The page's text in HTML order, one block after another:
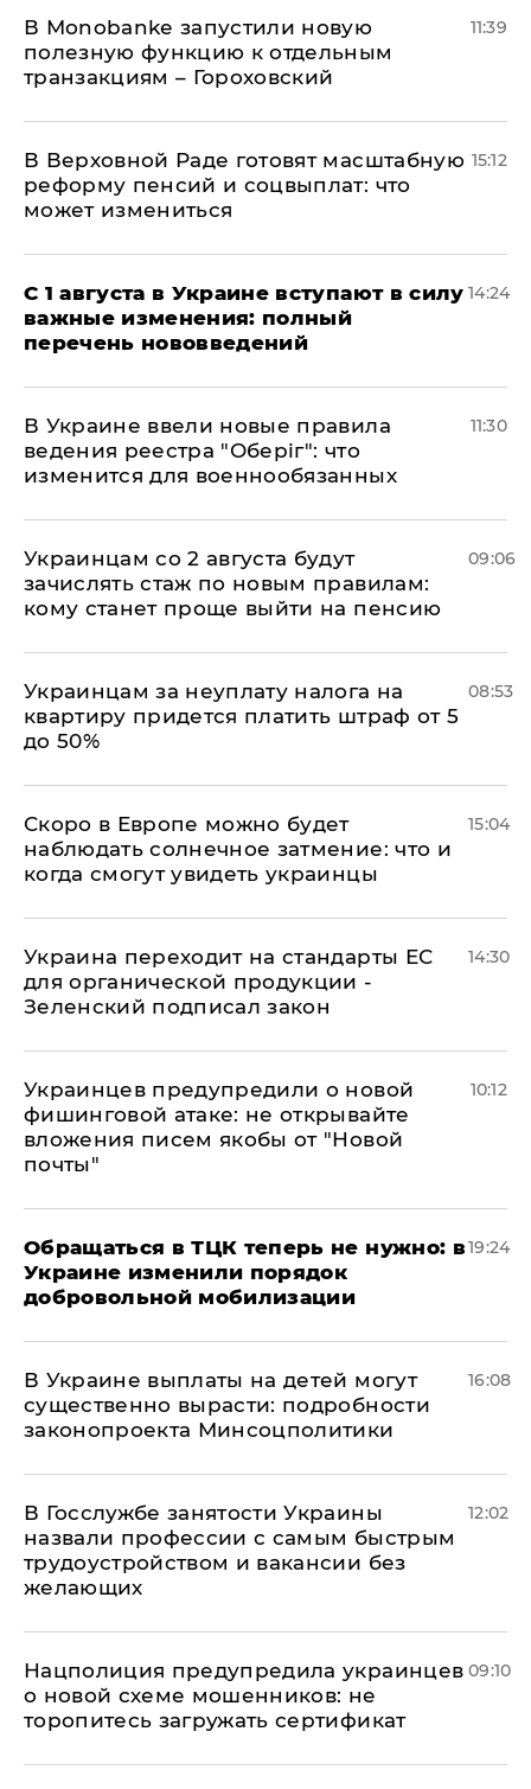
В Мonobankе запустили новую
полезную функцию к отдельным
транзакциям – Гороховский
11:39
В Верховной Раде готовят масштабную
реформу пенсий и соцвыплат: что
может измениться
15:12
С 1 августа в Украине вступают в силу
важные изменения: полный
перечень нововведений
14:24
В Украине ввели новые правила
ведения реестра "Оберіг": что
изменится для военнообязанных
11:30
Украинцам со 2 августа будут
зачислять стаж по новым правилам:
кому станет проще выйти на пенсию
09:06
Украинцам за неуплату налога на
квартиру придется платить штраф от 5
до 50%
08:53
Скоро в Европе можно будет
наблюдать солнечное затмение: что и
когда смогут увидеть украинцы
15:04
Украина переходит на стандарты ЕС
для органической продукции -
Зеленский подписал закон
14:30
Украинцев предупредили о новой
фишинговой атаке: не открывайте
вложения писем якобы от "Новой
почты"
10:12
Обращаться в ТЦК теперь не нужно: в
Украине изменили порядок
добровольной мобилизации
19:24
В Украине выплаты на детей могут
существенно вырасти: подробности
законопроекта Минсоцполитики
16:08
В Госслужбе занятости Украины
назвали профессии с самым быстрым
трудоустройством и вакансии без
желающих
12:02
Нацполиция предупредила украинцев
о новой схеме мошенников: не
торопитесь загружать сертификат
09:10